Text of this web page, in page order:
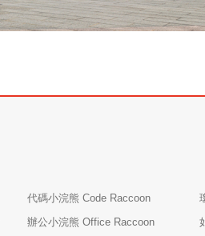
代碼小浣熊 Code Raccoon
辦公小浣熊 Office Raccoon